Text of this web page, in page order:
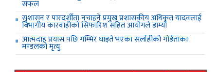
सफल
सुशासन र पारदर्शीता नचाहने प्रमुख प्रशासकीय अधिकृत यादवलाई
बिभागीय कारवाहीको सिफारिश सहित आयोगले डाम्यो
आत्मदाह प्रयास पछि गम्भिर घाइते भएका सर्लाहीको गोडैताका
मण्डलको मृत्यु